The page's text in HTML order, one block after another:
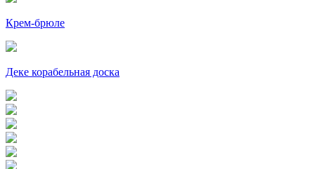
Крем-брюле
Деке корабельная доска